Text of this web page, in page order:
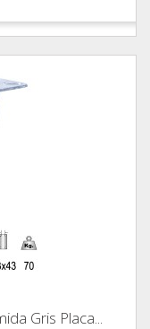
Gris Placa...